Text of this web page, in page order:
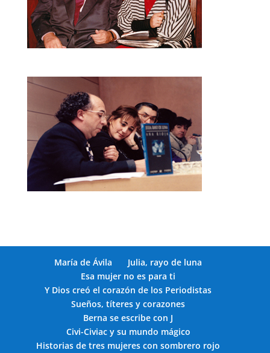
María de Ávila
Julia, rayo de luna
Esa mujer no es para ti
Y Dios creó el corazón de los Periodistas
Sueños, títeres y corazones
Berna se escribe con J
Civi-Civiac y su mundo mágico
Historias de tres mujeres con sombrero rojo